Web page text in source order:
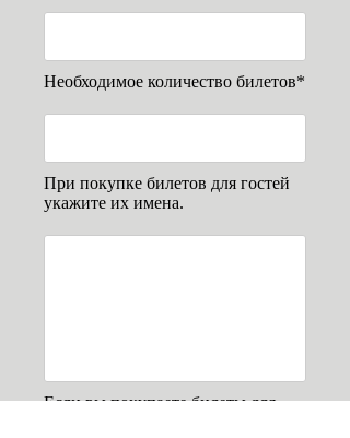
Необходимое количество билетов*
При покупке билетов для гостей
укажите их имена.
Если вы покупаете билеты для